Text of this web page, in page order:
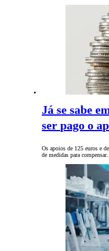
Já se sabe
ser pago o
Os apoios de 125 euros e
de medidas para